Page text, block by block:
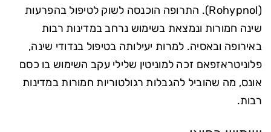
(Rohypnol). התרופה הוכנסה לשוק לטיפול בהפרעות
שינה חמורות ונמצאת בשימוש נרחב במדינות רבות
באירופה ובאסיה. למרות יעילותה בטיפול בנדודי שינה,
פלוניטראזפאם זכה למוניטין שלילי עקב השימוש בו כסם
אונס, מה שהוביל להגבלות רגולטוריות חמורות במדינות
רבות.